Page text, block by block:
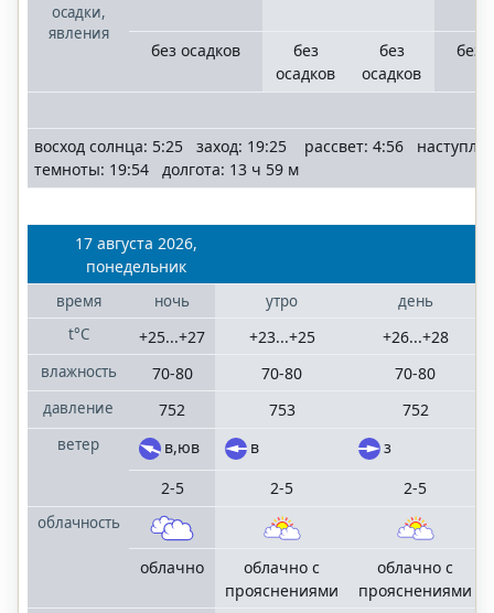
осадки,
явления
без осадков
без
осадков
без
осадков
без
восход солнца: 5:25 заход: 19:25 рассвет: 4:56
темноты: 19:54 долгота: 13 ч 59 м
17 августа 2026,
понедельник
время
t°C
влажность
давление
ветер
облачность
ночь
+25...+27
70-80
752
в,юв
2-5
облачно
утро
+23...+25
70-80
753
в
2-5
облачно с
прояснениями
день
+26...+28
70-80
752
з
2-5
облачно с
прояснениями